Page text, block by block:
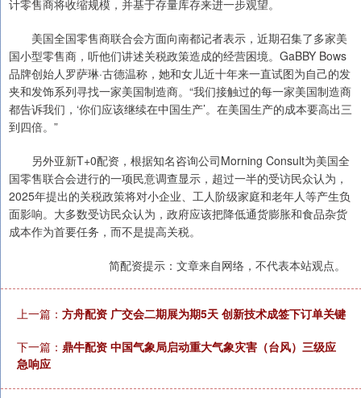
计零售商将收缩规模，并基于存量库存来进一步观望。
美国全国零售商联合会方面向南都记者表示，近期召集了多家美
国小型零售商，听他们讲述关税政策造成的经营困境。GaBBY Bows
品牌创始人罗萨琳·古德温称，她和女儿近十年来一直试图为自己的发
夹和发饰系列寻找一家美国制造商。“我们接触过的每一家美国制造商
都告诉我们，‘你们应该继续在中国生产’。在美国生产的成本要高出三
到四倍。”
另外亚新T+0配资，根据知名咨询公司Morning Consult为美国全
国零售联合会进行的一项民意调查显示，超过一半的受访民众认为，
2025年提出的关税政策将对小企业、工人阶级家庭和老年人等产生负
面影响。大多数受访民众认为，政府应该把降低通货膨胀和食品杂货
成本作为首要任务，而不是提高关税。
简配资提示：文章来自网络，不代表本站观点。
上一篇： 方舟配资 广交会二期展为期5天 创新技术成签下订单关键
下一篇： 鼎牛配资 中国气象局启动重大气象灾害（台风）三级应
急响应